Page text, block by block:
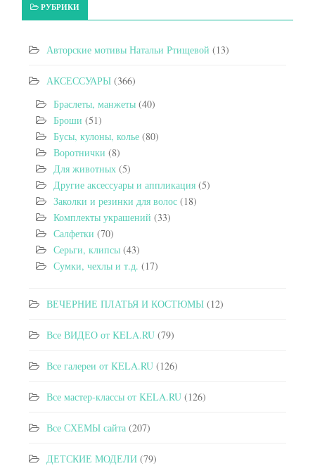
РУБРИКИ
Авторские мотивы Натальи Ртищевой (13)
АКСЕССУАРЫ (366)
Браслеты, манжеты (40)
Броши (51)
Бусы, кулоны, колье (80)
Воротнички (8)
Для животных (5)
Другие аксессуары и аппликация (5)
Заколки и резинки для волос (18)
Комплекты украшений (33)
Салфетки (70)
Серьги, клипсы (43)
Сумки, чехлы и т.д. (17)
ВЕЧЕРНИЕ ПЛАТЬЯ И КОСТЮМЫ (12)
Все ВИДЕО от KELA.RU (79)
Все галереи от KELA.RU (126)
Все мастер-классы от KELA.RU (126)
Все СХЕМЫ сайта (207)
ДЕТСКИЕ МОДЕЛИ (79)